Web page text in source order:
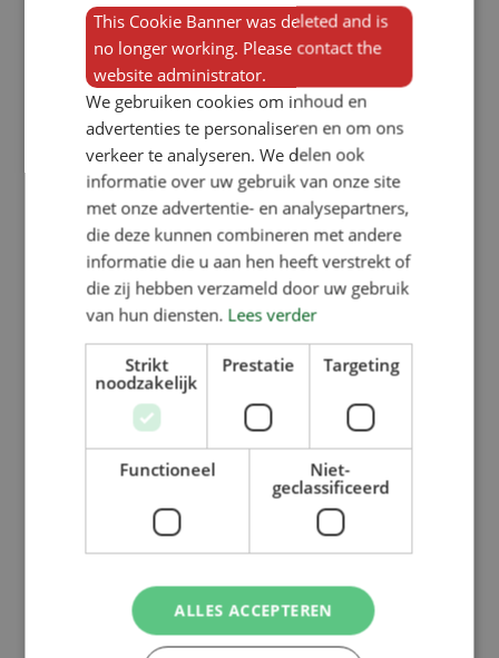
This Cookie Banner was deleted and is
no longer working. Please contact the
website administrator.
We gebruiken cookies om inhoud en
advertenties te personaliseren en om ons
verkeer te analyseren. We delen ook
informatie over uw gebruik van onze site
met onze advertentie- en analysepartners,
die deze kunnen combineren met andere
informatie die u aan hen heeft verstrekt of
die zij hebben verzameld door uw gebruik
van hun diensten. Lees verder
Strikt
noodzakelijk
Prestatie Targeting
Functioneel
Niet-
geclassificeerd
ALLES ACCEPTEREN